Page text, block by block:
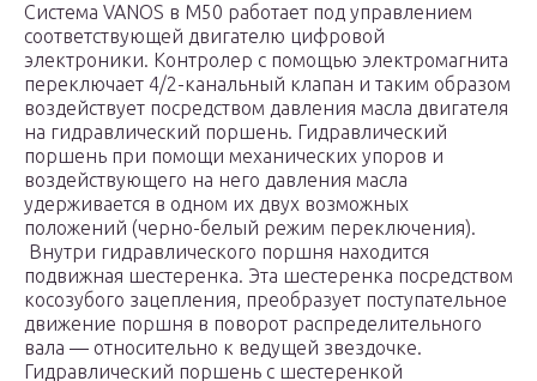
Система VANOS в M50 работает под управлением
соответствующей двигателю цифровой
электроники. Контролер с помощью электромагнита
переключает 4/2-канальный клапан и таким образом
воздействует посредством давления масла двигателя
на гидравлический поршень. Гидравлический
поршень при помощи механических упоров и
воздействующего на него давления масла
удерживается в одном их двух возможных
положений (черно-белый режим переключения).
Внутри гидравлического поршня находится
подвижная шестеренка. Эта шестеренка посредством
косозубого зацепления, преобразует поступательное
движение поршня в поворот распределительного
вала — относительно к ведущей звездочке.
Гидравлический поршень с шестеренкой